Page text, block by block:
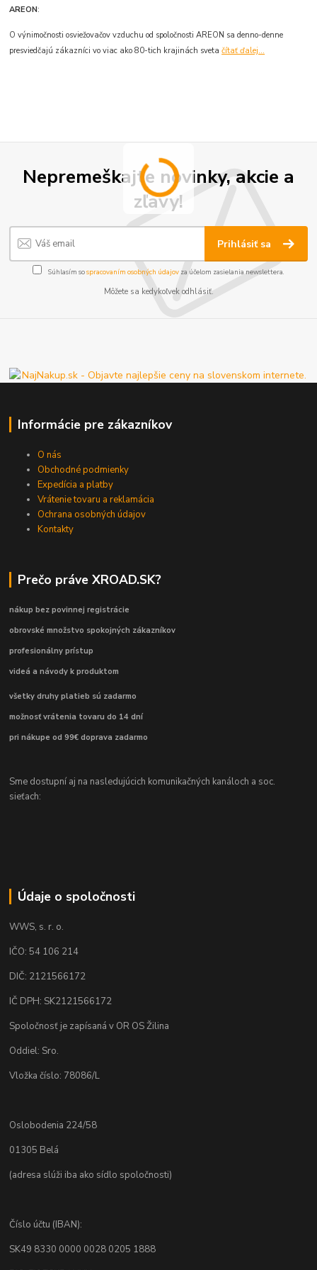
AREON:
O výnimočnosti osviežovačov vzduchu od spoločnosti AREON sa denno-denne
presviedčajú zákazníci vo viac ako 80-tich krajinách svetačítať ďalej...
Nepremeškajte novinky, akcie a
zľavy!
Prihlásiť sa
Súhlasím sospracovaním osobných údajov za účelom zasielania newslettera.
Môžete sa kedykoľvek odhlásiť.
Informácie pre zákazníkov
O nás
Obchodné podmienky
Expedícia a platby
Vrátenie tovaru a reklamácia
Ochrana osobných údajov
Kontakty
Prečo práve XROAD.SK?
nákup bez povinnej registrácie
obrovské množstvo spokojných zákazníkov
profesionálny prístup
videá a návody k produktom
všetky druhy platieb sú zadarmo
možnosť vrátenia tovaru do 14 dní
pri nákupe od 99€ doprava zadarmo
Sme dostupní aj na nasledujúcich komunikačných kanáloch a soc.
sieťach:
Údaje o spoločnosti
WWS, s. r. o.
IČO: 54 106 214
DIČ: 2121566172
IČ DPH: SK2121566172
Spoločnosť je zapísaná v OR OS Žilina
Oddiel: Sro.
Vložka číslo: 78086/L
Oslobodenia 224/58
01305 Belá
(adresa slúži iba ako sídlo spoločnosti)
Číslo účtu (IBAN):
SK49 8330 0000 0028 0205 1888